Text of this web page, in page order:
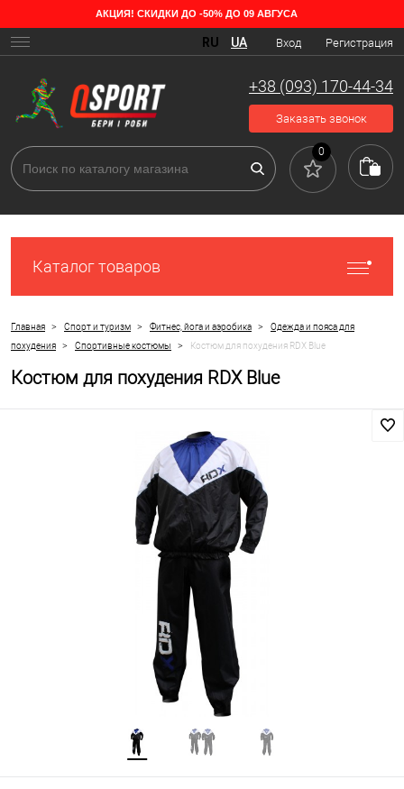
АКЦИЯ! СКИДКИ ДО -50% ДО 09 АВГУСА
Вход Регистрация
RU UA
+38 (093) 170-44-34
Заказать звонок
0
Каталог товаров
Главная > Спорт и туризм > Фитнес, йога и аэробика >
Одежда и пояса для
похудения
> Спортивные костюмы > Костюм для похудения RDX Blue
Костюм для похудения RDX Blue